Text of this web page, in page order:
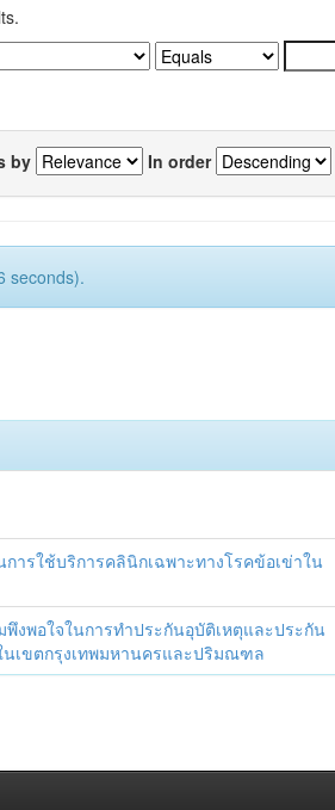
by In order
seconds).
ารใช้บริการคลินิกเฉพาะทางโรคข้อเข่าใน
งพอใจในการทำประกันอุบัติเหตุและประกัน
เขตกรุงเทพมหานครและปริมณฑล